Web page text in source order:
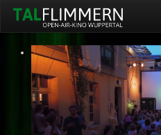
Home
Programm
Service
Ticketinfos